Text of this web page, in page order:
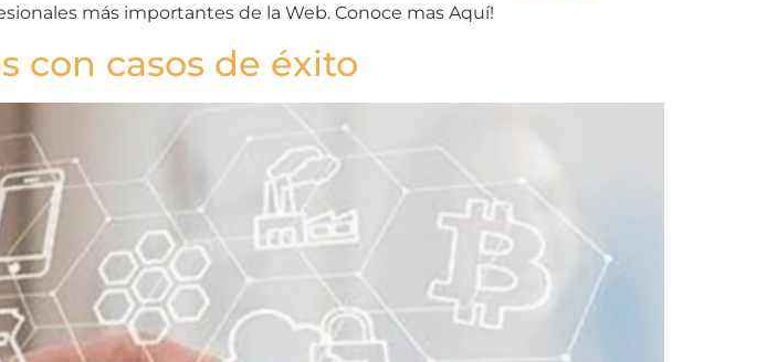
más importantes de la Web. Conoce mas Aquí!
con casos de éxito